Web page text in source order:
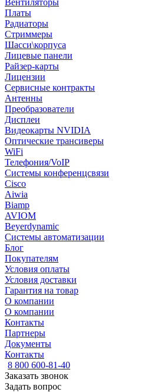
Вентиляторы
Платы
Радиаторы
Стриммеры
Шасси\корпуса
Лицевые панели
Райзер-карты
Лицензии
Сервисные контракты
Антенны
Преобразователи
Дисплеи
Видеокарты NVIDIA
Оптические трансиверы
WiFi
Телефония/VoIP
Системы конференцсвязи
Cisco
Aiwia
Biamp
AVIOM
Beyerdynamic
Системы автоматизации
Блог
Покупателям
Условия оплаты
Условия доставки
Гарантия на товар
О компании
О компании
Контакты
Партнеры
Документы
Контакты
8 800 600-81-40
Заказать звонок
Задать вопрос